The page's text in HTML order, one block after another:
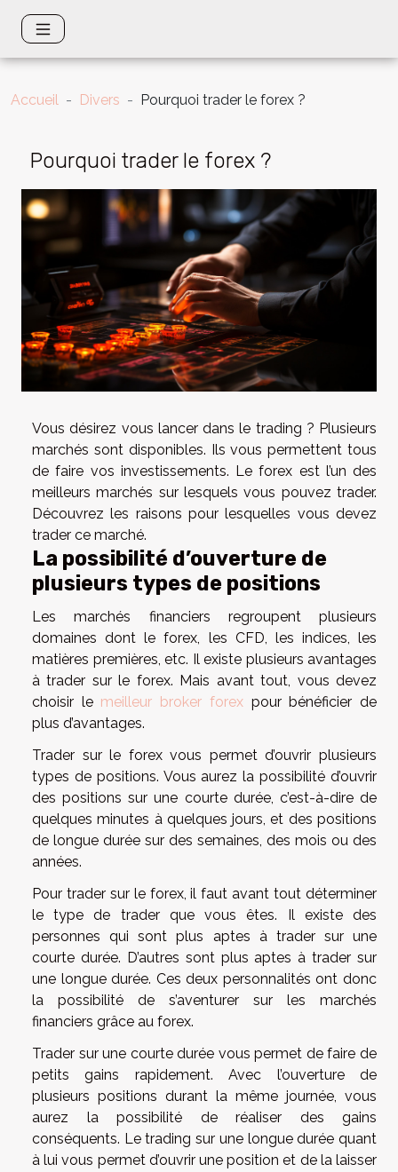
Accueil Divers Pourquoi trader le forex ?
Pourquoi trader le forex ?
Vous désirez vous lancer dans le trading ? Plusieurs
marchés sont disponibles. Ils vous permettent tous
de faire vos investissements. Le forex est l’un des
meilleurs marchés sur lesquels vous pouvez trader.
Découvrez les raisons pour lesquelles vous devez
trader ce marché.
La possibilité d’ouverture de
plusieurs types de positions
Les marchés financiers regroupent plusieurs
domaines dont le forex, les CFD, les indices, les
matières premières, etc. Il existe plusieurs avantages
à trader sur le forex. Mais avant tout, vous devez
choisir le meilleur broker forexpour bénéficier de
plus d’avantages.
Trader sur le forex vous permet d’ouvrir plusieurs
types de positions. Vous aurez la possibilité d’ouvrir
des positions sur une courte durée, c’est-à-dire de
quelques minutes à quelques jours, et des positions
de longue durée sur des semaines, des mois ou des
années.
Pour trader sur le forex, il faut avant tout déterminer
le type de trader que vous êtes. Il existe des
personnes qui sont plus aptes à trader sur une
courte durée. D’autres sont plus aptes à trader sur
une longue durée. Ces deux personnalités ont donc
la possibilité de s’aventurer sur les marchés
financiers grâce au forex.
Trader sur une courte durée vous permet de faire de
petits gains rapidement. Avec l’ouverture de
plusieurs positions durant la même journée, vous
aurez la possibilité de réaliser des gains
conséquents. Le trading sur une longue durée quant
à lui vous permet d’ouvrir une position et de la laisser